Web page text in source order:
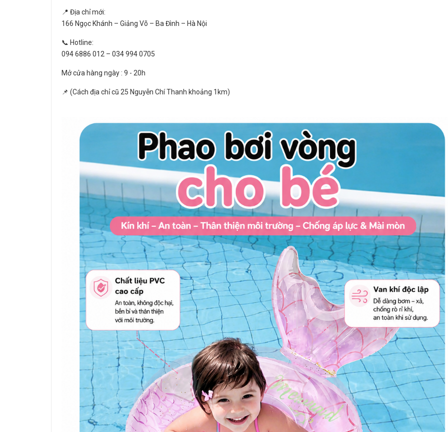
📍 Địa chỉ mới:
166 Ngọc Khánh – Giảng Võ – Ba Đình – Hà Nội
📞 Hotline:
094 6886 012 – 034 994 0705
Mở cửa hàng ngày : 9 - 20h
📌 (Cách địa chỉ cũ 25 Nguyễn Chí Thanh khoảng 1km)